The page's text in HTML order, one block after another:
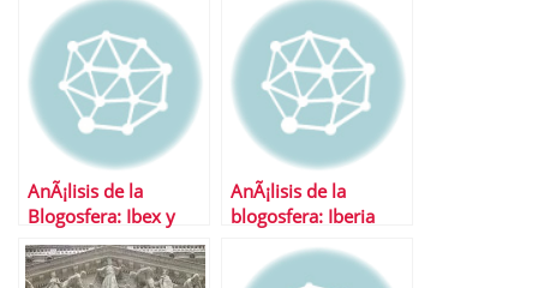
AnÃ¡lisis de la
Blogosfera: Ibex y
TelefÃ³nica
AnÃ¡lisis de la
blogosfera: Iberia